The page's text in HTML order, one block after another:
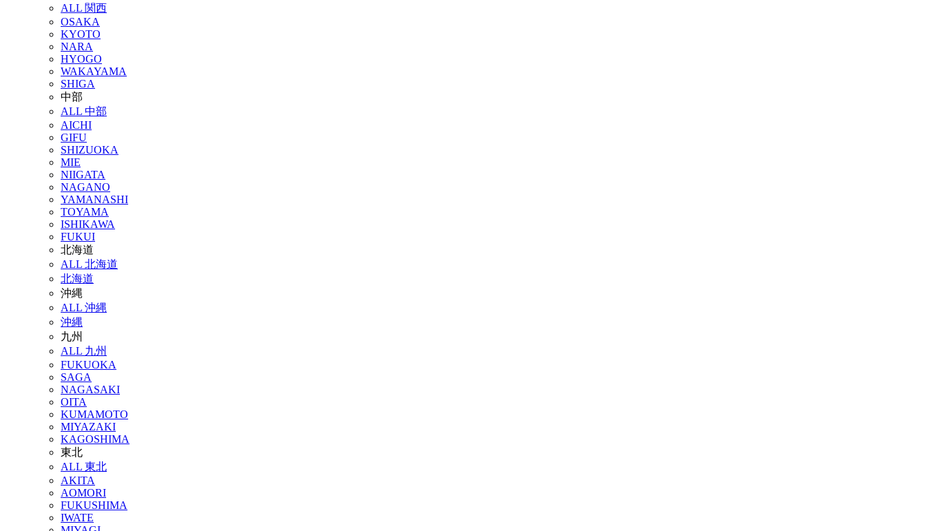
ALL 関西
OSAKA
KYOTO
NARA
HYOGO
WAKAYAMA
SHIGA
中部
ALL 中部
AICHI
GIFU
SHIZUOKA
MIE
NIIGATA
NAGANO
YAMANASHI
TOYAMA
ISHIKAWA
FUKUI
北海道
ALL 北海道
北海道
沖縄
ALL 沖縄
沖縄
九州
ALL 九州
FUKUOKA
SAGA
NAGASAKI
OITA
KUMAMOTO
MIYAZAKI
KAGOSHIMA
東北
ALL 東北
AKITA
AOMORI
FUKUSHIMA
IWATE